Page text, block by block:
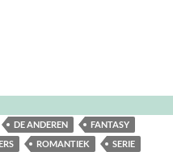
DE ANDEREN
FANTASY
ROMANTIEK
SERIE